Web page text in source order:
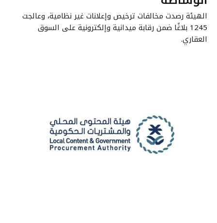
الهيئة رصدت مخالفات ترخيص وإعلانات غير نظامية، وعالجت
1245 بلاغًا ضمن رقابة ميدانية وإلكترونية على السوق
العقاري.